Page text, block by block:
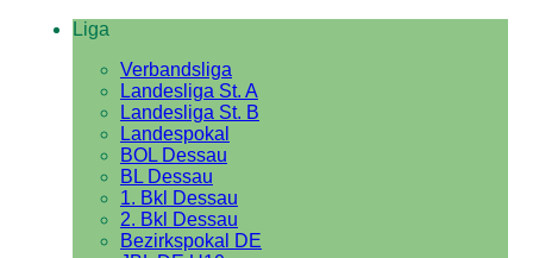
Liga
Verbandsliga
Landesliga St. A
Landesliga St. B
Landespokal
BOL Dessau
BL Dessau
1. Bkl Dessau
2. Bkl Dessau
Bezirkspokal DE